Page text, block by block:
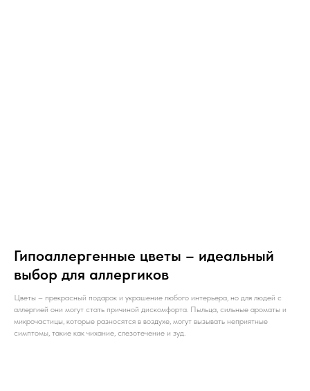
Гипоаллергенные цветы – идеальный
выбор для аллергиков
Цветы – прекрасный подарок и украшение любого интерьера, но для людей с
аллергией они могут стать причиной дискомфорта. Пыльца, сильные ароматы и
микрочастицы, которые разносятся в воздухе, могут вызывать неприятные
симптомы, такие как чихание, слезотечение и зуд.